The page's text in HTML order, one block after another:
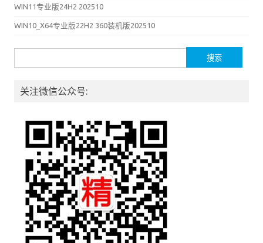
WIN11专业版24H2 202510
WIN10_X64专业版22H2 360装机版202510
关注微信公众号: